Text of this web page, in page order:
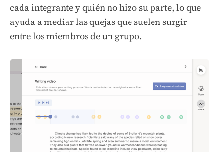
cada integrante y quién no hizo su parte, lo que
ayuda a mediar las quejas que suelen surgir
entre los miembros de un grupo.